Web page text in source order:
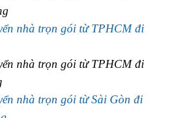
nhà trọn gói từ TPHCM đi
nhà trọn gói từ TPHCM đi
nhà trọn gói từ Sài Gòn đi